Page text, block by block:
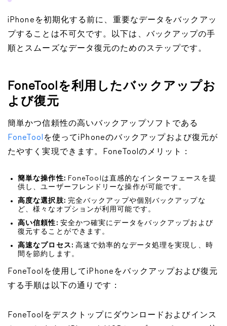
iPhoneを初期化する前に、重要なデータをバックアッ
プすることは不可欠です。以下は、バックアップの手
順とスムーズなデータ復元のためのステップです。
FoneToolを利用したバックアップお
よび復元
簡単かつ信頼性の高いバックアップソフトである
FoneTool を使ってiPhoneのバックアップおよび復元が
たやすく実現できます。FoneToolのメリット：
簡単な操作性: FoneToolは直感的なインターフェースを提
供し、ユーザーフレンドリーな操作が可能です。
高度な選択肢: 完全バックアップや個別バックアップな
ど、様々なオプションが利用可能です。
高い信頼性: 安全かつ確実にデータをバックアップおよび
復元することができます。
高速なプロセス: 高速で効率的なデータ処理を実現し、時
間を節約します。
FoneToolを使用してiPhoneをバックアップおよび復元
する手順は以下の通りです：
FoneToolをデスクトップにダウンロードおよびインス